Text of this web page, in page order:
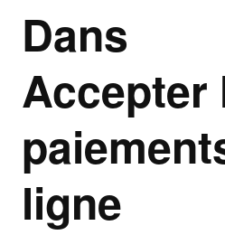
Dans
Accepter
ligne